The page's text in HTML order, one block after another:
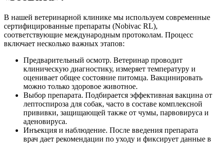
В нашей ветеринарной клинике мы используем современные
сертифицированные препараты (Nobivac RL),
соответствующие международным протоколам. Процесс
включает несколько важных этапов:
Предварительный осмотр. Ветеринар проводит
клиническую диагностику, измеряет температуру и
оценивает общее состояние питомца. Вакцинировать
можно только здоровое животное.
Выбор препарата. Подбирается эффективная вакцина от
лептоспироза для собак, часто в составе комплексной
прививки, защищающей также от чумы, парвовируса и
аденовируса.
Инъекция и наблюдение. После введения препарата
врач дает рекомендации по уходу и фиксирует данные в